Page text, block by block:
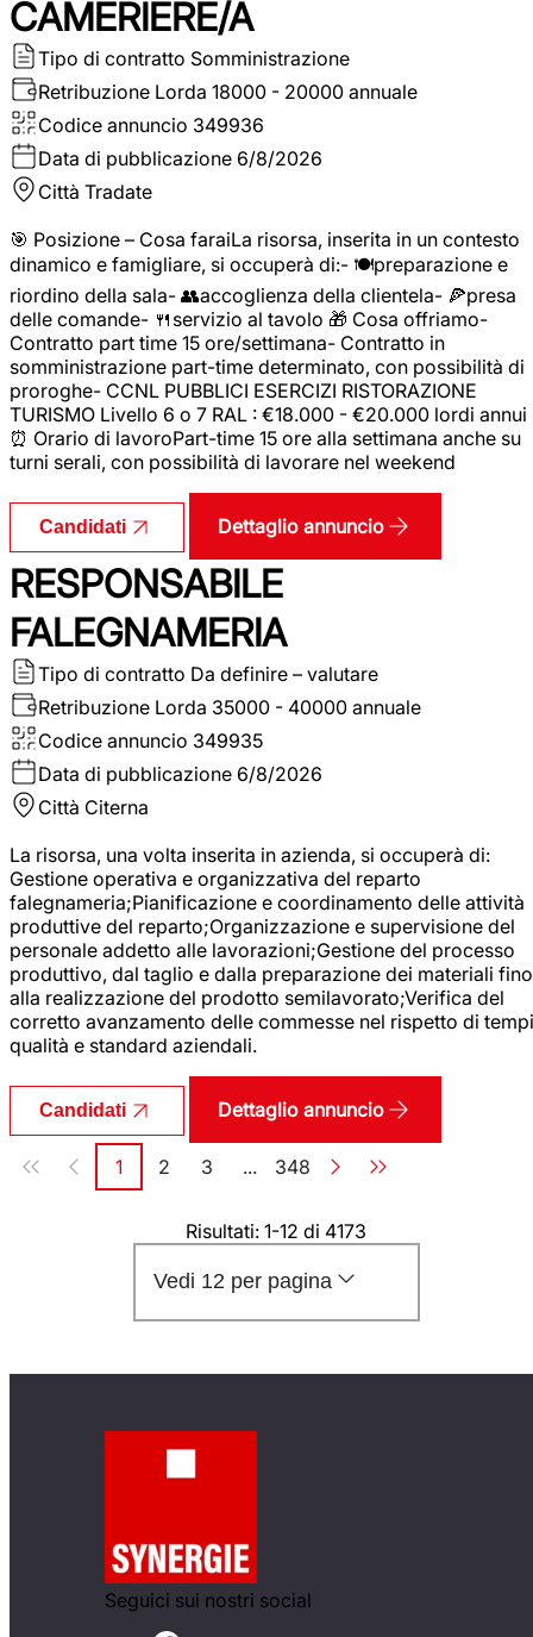
CAMERIERE/A
Tipo di contratto Somministrazione
Retribuzione Lorda 18000 - 20000 annuale
Codice annuncio 349936
Data di pubblicazione 6/8/2026
Città Tradate
🎯 Posizione – Cosa faraiLa risorsa, inserita in un contesto
dinamico e famigliare, si occuperà di:- 🍽️preparazione e
riordino della sala- 👥accoglienza della clientela- 🍕presa
delle comande- 🍴servizio al tavolo 🎁 Cosa offriamo-
Contratto part time 15 ore/settimana- Contratto in
somministrazione part-time determinato, con possibilità di
proroghe- CCNL PUBBLICI ESERCIZI RISTORAZIONE
TURISMO Livello 6 o 7 RAL : €18.000 - €20.000 lordi annui
⏰ Orario di lavoroPart-time 15 ore alla settimana anche su
turni serali, con possibilità di lavorare nel weekend
Candidati Dettaglio annuncio
RESPONSABILE
FALEGNAMERIA
Tipo di contratto Da definire – valutare
Retribuzione Lorda 35000 - 40000 annuale
Codice annuncio 349935
Data di pubblicazione 6/8/2026
Città Citerna
La risorsa, una volta inserita in azienda, si occuperà di:
Gestione operativa e organizzativa del reparto
falegnameria;Pianificazione e coordinamento delle attività
produttive del reparto;Organizzazione e supervisione del
personale addetto alle lavorazioni;Gestione del processo
produttivo, dal taglio e dalla preparazione dei materiali fino
alla realizzazione del prodotto semilavorato;Verifica del
corretto avanzamento delle commesse nel rispetto di
qualità e standard aziendali.
Candidati Dettaglio annuncio
Paginazione
Pagina
1 Pagina
2 Pagina
3 ... Pagina
348
Risultati: 1-12 di 4173
Vedi 12 per pagina
Seguici sui nostri social